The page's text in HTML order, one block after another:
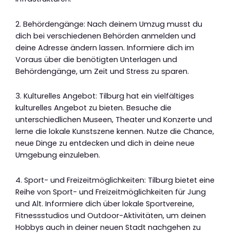
2. Behördengänge: Nach deinem Umzug musst du
dich bei verschiedenen Behörden anmelden und
deine Adresse ändern lassen. Informiere dich im
Voraus über die benötigten Unterlagen und
Behördengänge, um Zeit und Stress zu sparen.
3. Kulturelles Angebot: Tilburg hat ein vielfältiges
kulturelles Angebot zu bieten. Besuche die
unterschiedlichen Museen, Theater und Konzerte und
lerne die lokale Kunstszene kennen. Nutze die Chance,
neue Dinge zu entdecken und dich in deine neue
Umgebung einzuleben.
4. Sport- und Freizeitmöglichkeiten: Tilburg bietet eine
Reihe von Sport- und Freizeitmöglichkeiten für Jung
und Alt. Informiere dich über lokale Sportvereine,
Fitnessstudios und Outdoor-Aktivitäten, um deinen
Hobbys auch in deiner neuen Stadt nachgehen zu